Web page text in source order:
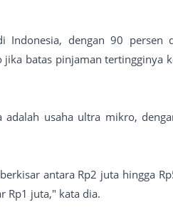
Indonesia, dengan 90 persen
batas pinjaman tertingginya
usaha ultra mikro,
antara Rp2 juta hingga
Rp1 juta," kata dia.